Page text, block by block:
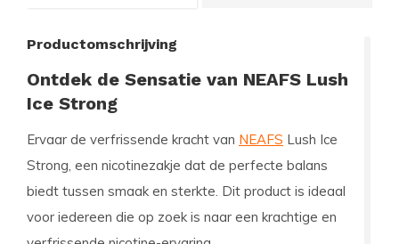
Productomschrijving
Ontdek de Sensatie van NEAFS Lush
Ice Strong
Ervaar de verfrissende kracht van NEAFS Lush Ice
Strong, een nicotinezakje dat de perfecte balans
biedt tussen smaak en sterkte. Dit product is ideaal
voor iedereen die op zoek is naar een krachtige en